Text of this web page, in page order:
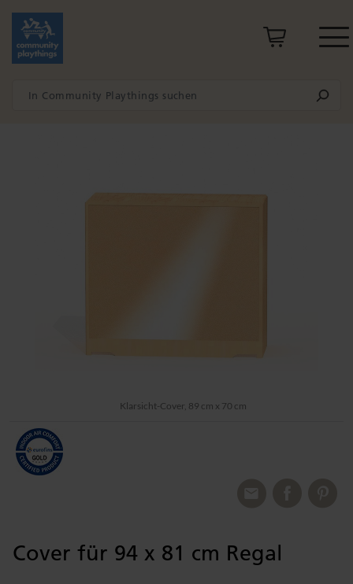
Klarsicht-Cover, 89 cm x 70 cm
Cover für 94 x 81 cm Regal